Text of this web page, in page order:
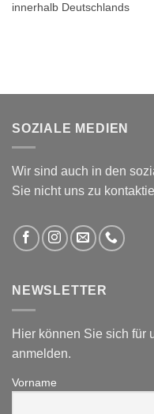
innerhalb Deutschlands
SOZIALE MEDIEN
Wir sind auch in den
Sie nicht uns zu
NEWSLETTER
Hier können Sie sich für
anmelden.
Vorname